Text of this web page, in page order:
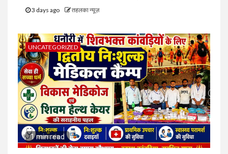
3 days ago तहलका न्यूज़
UNCATEGORIZED
1 min read